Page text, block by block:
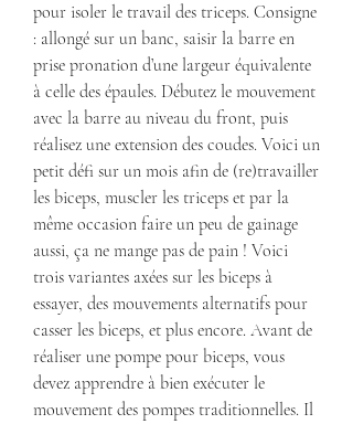
pour isoler le travail des triceps. Consigne
: allongé sur un banc, saisir la barre en
prise pronation d’une largeur équivalente
à celle des épaules. Débutez le mouvement
avec la barre au niveau du front, puis
réalisez une extension des coudes. Voici un
petit défi sur un mois afin de (re)travailler
les biceps, muscler les triceps et par la
même occasion faire un peu de gainage
aussi, ça ne mange pas de pain ! Voici
trois variantes axées sur les biceps à
essayer, des mouvements alternatifs pour
casser les biceps, et plus encore. Avant de
réaliser une pompe pour biceps, vous
devez apprendre à bien exécuter le
mouvement des pompes traditionnelles. Il